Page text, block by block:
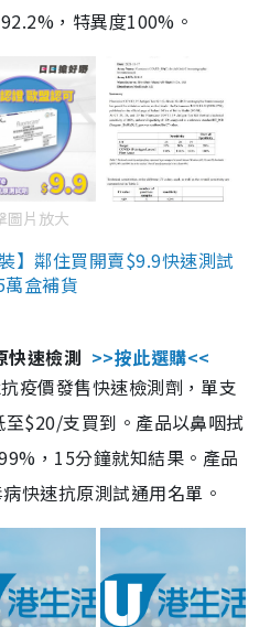
，特異度100%。
圖片放大
】鄰住買開賣$9.9快速測試
盒補貨
快速檢測 >>按此選購<<
疫價發售快速檢測劑，單支
$20/支買到。產品以鼻咽拭
，15分鐘就知結果。產品
快速抗原測試通用名單。